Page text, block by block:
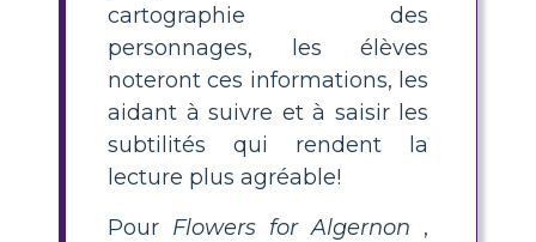
cartographie des
personnages, les élèves
noteront ces informations, les
aidant à suivre et à saisir les
subtilités qui rendent la
lecture plus agréable!
Pour Flowers for Algernon ,